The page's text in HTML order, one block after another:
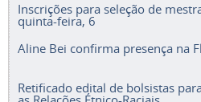
Inscrições para seleção de
quinta-feira, 6
Aline Bei confirma presença na
Retificado edital de bolsistas